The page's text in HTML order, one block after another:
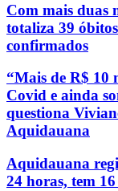
Com mais duas
totaliza 39
confirmados
“Mais de R$ 10
Covid e ainda
questiona
Aquidauana
Aquidauana
24 horas, tem